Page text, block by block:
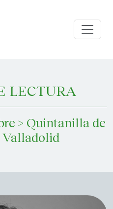
LECTURA
> Quintanilla de
Valladolid